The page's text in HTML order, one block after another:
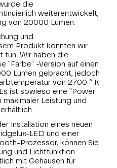
die
weiterentwickelt,
von 20000 Lumen.
und
Produkt konnten wir
tun: Wir haben die
"Farbe" -Version auf einen
Lumen gebracht, jedoch
von 2700 ° K
ist sowieso eine "Power
Leistung und
Installation eines neuen
LED und einer
Prozessor, können Sie
und Lichtfunktion
mit Gehäusen für